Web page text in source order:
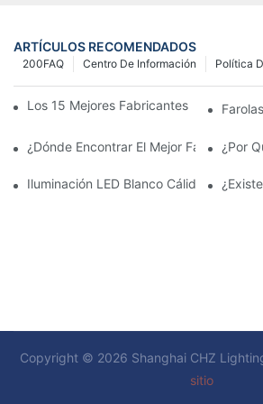
ARTÍCULOS RECOMENDADOS
Política
Centro De Información
200FAQ
Los 15 Mejores Fabricantes De Farolas
¿Dónde Encontrar El Mejor Fabricante
¿Por
Iluminación LED Blanco Cálido Vs.
Copyright © 2026 Shanghai CHZ
sitio